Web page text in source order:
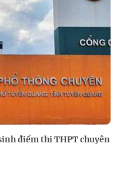
điểm thi THPT chuyên